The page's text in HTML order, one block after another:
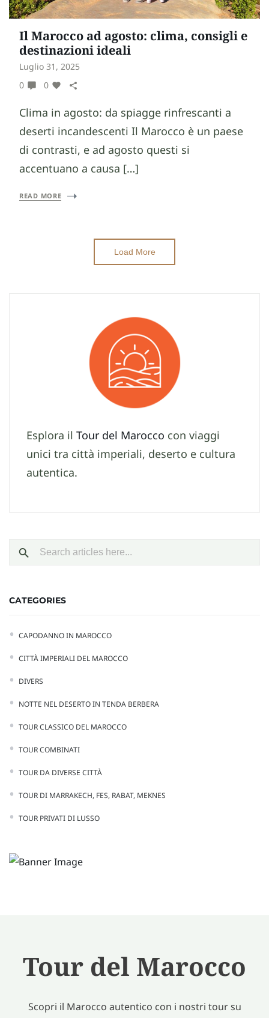
Il Marocco ad agosto: clima, consigli e
destinazioni ideali
Luglio 31, 2025
0
0
Clima in agosto: da spiagge rinfrescanti a
deserti incandescenti Il Marocco è un paese
di contrasti, e ad agosto questi si
accentuano a causa […]
READ MORE
Load More
Esplora il Tour del Marocco con viaggi
unici tra città imperiali, deserto e cultura
autentica.
CATEGORIES
CAPODANNO IN MAROCCO
CITTÀ IMPERIALI DEL MAROCCO
DIVERS
NOTTE NEL DESERTO IN TENDA BERBERA
TOUR CLASSICO DEL MAROCCO
TOUR COMBINATI
TOUR DA DIVERSE CITTÀ
TOUR DI MARRAKECH, FES, RABAT, MEKNES
TOUR PRIVATI DI LUSSO
Tour del Marocco
Scopri il Marocco autentico con i nostri tour su